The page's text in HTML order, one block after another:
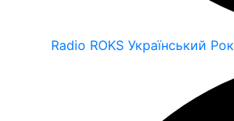
Radio ROKS Український Рок